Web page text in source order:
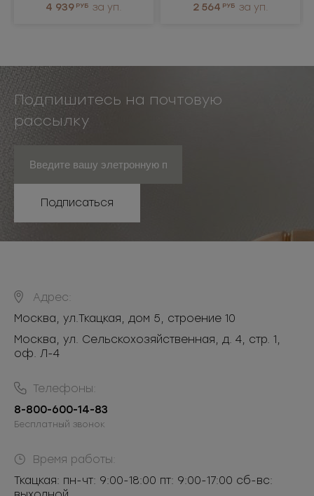
4 939 РУБ за уп.
2 564 РУБ за уп.
Подпишитесь на почтовую
рассылку
Подписаться
Адрес:
Москва, ул.Ткацкая, дом 5, строение 10
Москва, ул. Сельскохозяйственная, д. 4, стр. 1,
оф. Л-4
Телефоны:
8-800-600-14-83
Бесплатный звонок
Время работы:
Ткацкая: пн-чт: 9:00-18:00 пт: 9:00-17:00 сб-вс: